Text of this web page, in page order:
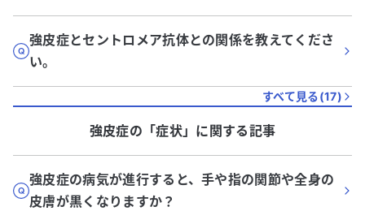
強皮症とセントロメア抗体との関係を教えてくださ
い。
すべて見る(17)
強皮症の「症状」に関する記事
強皮症の病気が進行すると、手や指の関節や全身の
皮膚が黒くなりますか？